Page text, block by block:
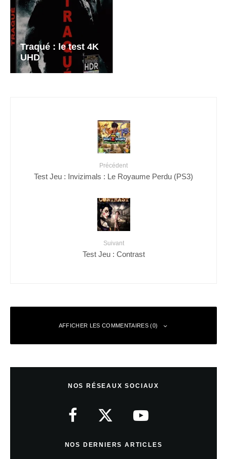
Traqué : le test 4K
UHD
Précédent
Test Jeu : Invizimals : Le Royaume Perdu (PS3)
Suivant
Test Jeu : Contrast
AFFICHER LES COMMENTAIRES (0)
NOS RÉSEAUX SOCIAUX
NOS DERNIERS ARTICLES